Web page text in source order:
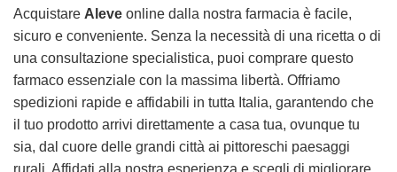
Acquistare Aleve online dalla nostra farmacia è facile,
sicuro e conveniente. Senza la necessità di una ricetta o di
una consultazione specialistica, puoi comprare questo
farmaco essenziale con la massima libertà. Offriamo
spedizioni rapide e affidabili in tutta Italia, garantendo che
il tuo prodotto arrivi direttamente a casa tua, ovunque tu
sia, dal cuore delle grandi città ai pittoreschi paesaggi
rurali. Affidati alla nostra esperienza e scegli di migliorare